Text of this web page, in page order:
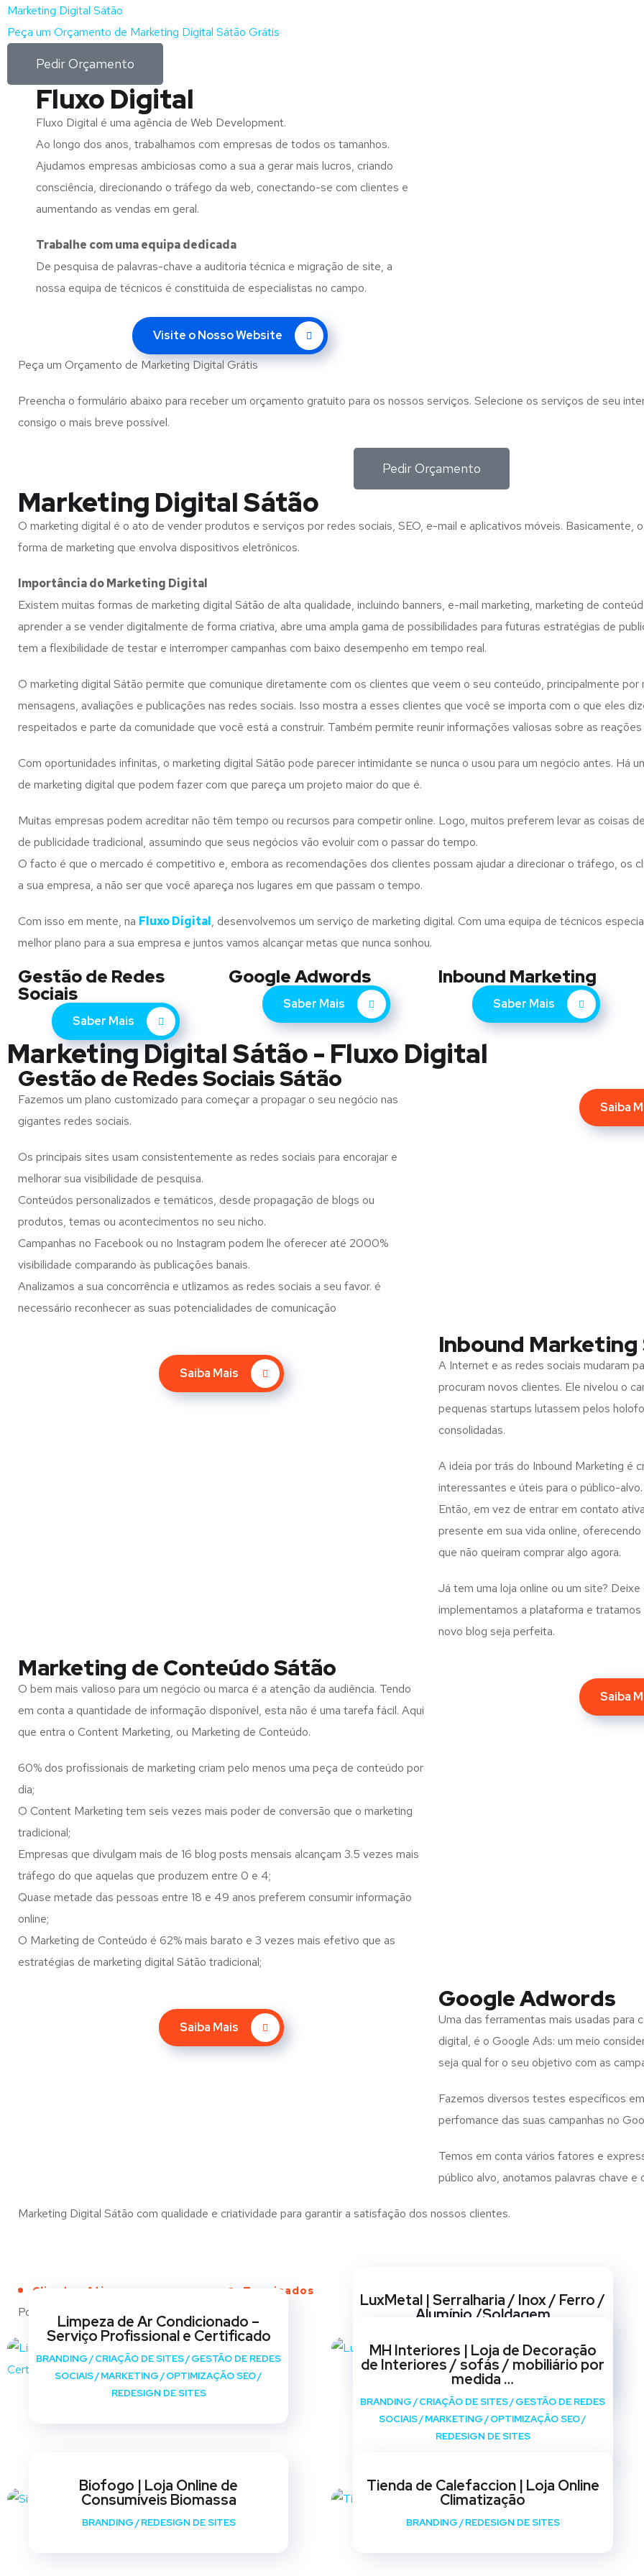
Marketing Digital Sátão
Peça um Orçamento de Marketing Digital Sátão Grátis
Pedir Orçamento
Fluxo Digital
Fluxo Digital é uma agência de Web Development.
Ao longo dos anos, trabalhamos com empresas de todos os tamanhos.
Ajudamos empresas ambiciosas como a sua a gerar mais lucros, criando
consciência, direcionando o tráfego da web, conectando-se com clientes e
aumentando as vendas em geral.
Trabalhe com umaequipa dedicada
De pesquisa de palavras-chave a auditoria técnica e migração de site, a
nossa equipa de técnicos é constituida de especialistas no campo.
Visite o Nosso Website
Peça um Orçamento de Marketing Digital Grátis
Preencha o formulário abaixo para receber um orçamento gratuito para os nossos serviços. Selecione os serviços de seu
consigo o mais breve possível.
Pedir Orçamento
Marketing Digital Sátão
O marketing digital é o ato de vender produtos e serviços por redes sociais, SEO, e-mail e aplicativos móveis. Basicamente,
forma de marketing que envolva dispositivos eletrônicos.
Importância do Marketing Digital
Existem muitas formas de marketing digital Sátão de alta qualidade, incluindo banners, e-mail marketing, marketing de
aprender a se vender digitalmente de forma criativa, abre uma ampla gama de possibilidades para futuras estratégias de
tem a flexibilidade de testar e interromper campanhas com baixo desempenho em tempo real.
O marketing digital Sátão permite que comunique diretamente com os clientes que veem o seu conteúdo, principalmente
mensagens, avaliações e publicações nas redes sociais. Isso mostra a esses clientes que você se importa com o que eles
respeitados e parte da comunidade que você está a construir. Também permite reunir informações valiosas sobre as
Com oportunidades infinitas, o marketing digital Sátão pode parecer intimidante se nunca o usou para um negócio antes. Há
de marketing digital que podem fazer com que pareça um projeto maior do que é.
Muitas empresas podem acreditar não têm tempo ou recursos para competir online. Logo, muitos preferem levar as coisas
de publicidade tradicional, assumindo que seus negócios vão evoluir com o passar do tempo.
O facto é que o mercado é competitivo e, embora as recomendações dos clientes possam ajudar a direcionar o tráfego, os
a sua empresa, a não ser que você apareça nos lugares em que passam o tempo.
Com isso em mente, na Fluxo Digital, desenvolvemos um serviço de marketing digital. Com uma equipa de técnicos
melhor plano para a sua empresa e juntos vamos alcançar metas que nunca sonhou.
Gestão de Redes
Sociais
Saber Mais
Google Adwords
Saber Mais
Inbound Marketing
Saber Mais
Marketing Digital Sátão - Fluxo Digital
Gestão de Redes Sociais Sátão
Fazemos um plano customizado para começar a propagar o seu negócio nas
gigantes redes sociais.
Os principais sites usam consistentemente as redes sociais para encorajar e
melhorar sua visibilidade de pesquisa.
Conteúdos personalizados e temáticos, desde propagação de blogs ou
produtos, temas ou acontecimentos no seu nicho.
Campanhas no Facebook ou no Instagram podem lhe oferecer até 2000%
visibilidade comparando às publicações banais.
Analizamos a sua concorrência e utlizamos as redes sociais a seu favor. é
necessário reconhecer as suas potencialidades de comunicação
Saiba
Saiba Mais
Inbound Marketing
A Internet e as redes sociais mudaram
procuram novos clientes. Ele nivelou o
pequenas startups lutassem pelos
consolidadas.
A ideia por trás do Inbound Marketing é
interessantes e úteis para o público-alvo.
Então, em vez de entrar em contato
presente em sua vida online,
que não queiram comprar algo agora.
Já tem uma loja online ou um site?
implementamos a plataforma e
novo blog seja perfeita.
Marketing de Conteúdo Sátão
O bem mais valioso para um negócio ou marca é a atenção da audiência. Tendo
em conta a quantidade de informação disponível, esta não é uma tarefa fácil. Aqui
que entra o Content Marketing, ou Marketing de Conteúdo.
60% dos profissionais de marketing criam pelo menos uma peça de conteúdo por
dia;
O Content Marketing tem seis vezes mais poder de conversão que o marketing
tradicional;
Empresas que divulgam mais de 16 blog posts mensais alcançam 3.5 vezes mais
tráfego do que aquelas que produzem entre 0 e 4;
Quase metade das pessoas entre 18 e 49 anos preferem consumir informação
online;
O Marketing de Conteúdo é 62% mais barato e 3 vezes mais efetivo que as
estratégias de marketing digital Sátão tradicional;
Saiba
Saiba Mais
Google Adwords
Uma das ferramentas mais usadas para
digital, é o Google Ads: um meio
seja qual for o seu objetivo com as
Fazemos diversos testes específicos
perfomance das suas campanhas no
Temos em conta vários fatores e
público alvo, anotamos palavras chave
Marketing Digital Sátão com qualidade e criatividade para garantir a satisfação dos nossos clientes.
Clientes Ativos Terminados
Portfólio
Limpeza de Ar Condicionado –
Serviço Profissional e Certificado
BRANDING/CRIAÇÃO DE SITES/GESTÃO DE REDES
SOCIAIS/MARKETING/OPTIMIZAÇÃO SEO/
REDESIGN DE SITES
LuxMetal | Serralharia / Inox / Ferro /
Alumínio /Soldagem
SOCIAIS/ MARKETING/OPTIMIZAÇÃO SEO/
REDESIGN DE SITES
MH Interiores | Loja de Decoração
de Interiores / sofás / mobiliário por
medida …
BRANDING /CRIAÇÃO DE SITES/GESTÃO DE REDES
SOCIAIS/MARKETING/OPTIMIZAÇÃO SEO/
REDESIGN DE SITES
Biofogo | Loja Online de
Consumíveis Biomassa
BRANDING/REDESIGN DE SITES
Tienda de Calefaccion | Loja Online
Climatização
BRANDING/REDESIGN DE SITES